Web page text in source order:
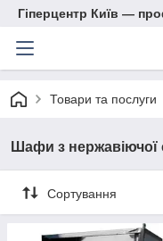
Гіперцентр Київ —
Товари та послуги
Шафи з нержавіючої
Сортування